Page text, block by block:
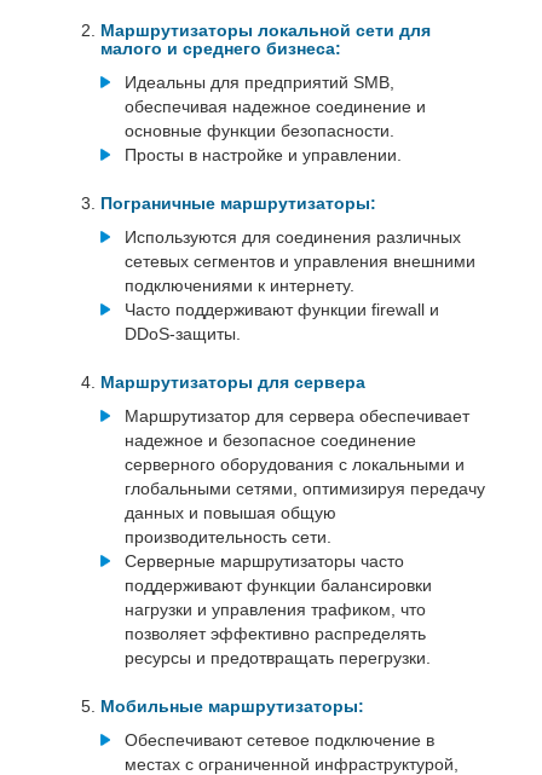
Маршрутизаторы локальной сети для
малого и среднего бизнеса:
Идеальны для предприятий SMB,
обеспечивая надежное соединение и
основные функции безопасности.
Просты в настройке и управлении.
Пограничные маршрутизаторы:
Используются для соединения различных
сетевых сегментов и управления внешними
подключениями к интернету.
Часто поддерживают функции firewall и
DDoS-защиты.
Маршрутизаторы для сервера
Маршрутизатор для сервера обеспечивает
надежное и безопасное соединение
серверного оборудования с локальными и
глобальными сетями, оптимизируя передачу
данных и повышая общую
производительность сети.
Серверные маршрутизаторы часто
поддерживают функции балансировки
нагрузки и управления трафиком, что
позволяет эффективно распределять
ресурсы и предотвращать перегрузки.
Мобильные маршрутизаторы:
Обеспечивают сетевое подключение в
местах с ограниченной инфраструктурой,